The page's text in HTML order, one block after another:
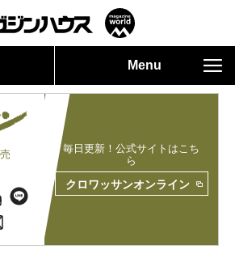
Menu
毎日更新！公式サイトはこち
ら
クロワッサンオンライン